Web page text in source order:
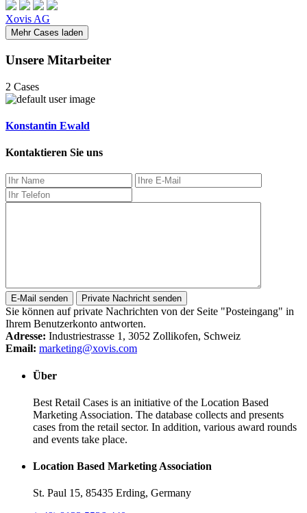
Xovis AG
Unsere Mitarbeiter
2 Cases
Konstantin Ewald
Kontaktieren Sie uns
Sie können auf private Nachrichten von der Seite "Posteingang" in
Ihrem Benutzerkonto antworten.
Adresse: Industriestrasse 1, 3052 Zollikofen, Schweiz
Email: marketing@xovis.com
Über
Best Retail Cases is an initiative of the Location Based
Marketing Association. The database collects and presents
cases from the retail sector. In addition, various award rounds
and events take place.
Location Based Marketing Association
St. Paul 15, 85435 Erding, Germany